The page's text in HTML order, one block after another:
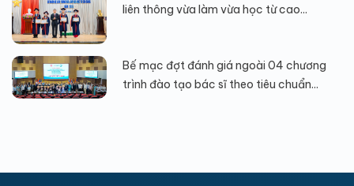
liên thông vừa làm vừa học từ cao...
Bế mạc đợt đánh giá ngoài 04 chương
trình đào tạo bác sĩ theo tiêu chuẩn...